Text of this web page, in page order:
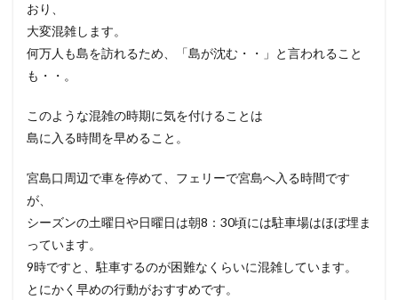
おり、
大変混雑します。
何万人も島を訪れるため、「島が沈む・・」と言われること
も・・。
このような混雑の時期に気を付けることは
島に入る時間を早めること。
宮島口周辺で車を停めて、フェリーで宮島へ入る時間です
が、
シーズンの土曜日や日曜日は朝8：30頃には駐車場はほぼ埋ま
っています。
9時ですと、駐車するのが困難なくらいに混雑しています。
とにかく早めの行動がおすすめです。